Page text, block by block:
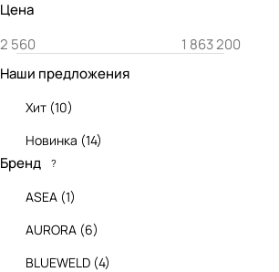
Цена
Наши предложения
Хит (10)
Новинка (14)
Бренд ?
ASEA (1)
AURORA (6)
BLUEWELD (4)